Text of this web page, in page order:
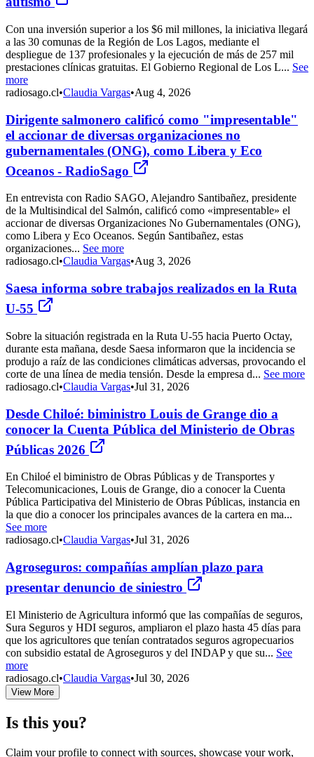
Con una inversión superior a los $6 mil millones, la iniciativa llegará
a las 30 comunas de la Región de Los Lagos, mediante el
despliegue de 137 profesionales y la ejecución de más de 257 mil
prestaciones clínicas gratuitas. El Gobierno Regional de Los L... See
more
radiosago.cl•Claudia Vargas•Aug 4, 2026
Dirigente salmonero calificó como "impresentable"
el accionar de diversas organizaciones no
gubernamentales (ONG), como Libera y Eco
Oceanos - RadioSago
En entrevista con Radio SAGO, Alejandro Santibañez, presidente
de la Multisindical del Salmón, calificó como «impresentable» el
accionar de diversas Organizaciones No Gubernamentales (ONG),
como Libera y Eco Oceanos. Según Santibañez, estas
organizaciones... See more
radiosago.cl•Claudia Vargas•Aug 3, 2026
Saesa informa sobre trabajos realizados en la Ruta
U-55
Sobre la situación registrada en la Ruta U-55 hacia Puerto Octay,
durante esta mañana, desde Saesa informaron que la incidencia se
produjo a raíz de las condiciones climáticas adversas, provocando el
corte de una línea de media tensión. Desde la empresa d... See more
radiosago.cl•Claudia Vargas•Jul 31, 2026
Desde Chiloé: biministro Louis de Grange dio a
conocer la Cuenta Pública del Ministerio de Obras
Públicas 2026
En Chiloé el biministro de Obras Públicas y de Transportes y
Telecomunicaciones, Louis de Grange, dio a conocer la Cuenta
Pública Participativa del Ministerio de Obras Públicas, instancia en
la que dio a conocer los principales avances de la cartera en ma...
See more
radiosago.cl•Claudia Vargas•Jul 31, 2026
Agroseguros: compañías amplían plazo para
presentar denuncio de siniestro
El Ministerio de Agricultura informó que las compañías de seguros,
Sura Seguros y HDI seguros, ampliaron el plazo hasta 45 días para
que los agricultores que tenían contratados seguros agropecuarios
con subsidio estatal de Agroseguros y del INDAP y que su... See
more
radiosago.cl•Claudia Vargas•Jul 30, 2026
View More
Is this you?
Claim your profile to connect with sources, showcase your work,